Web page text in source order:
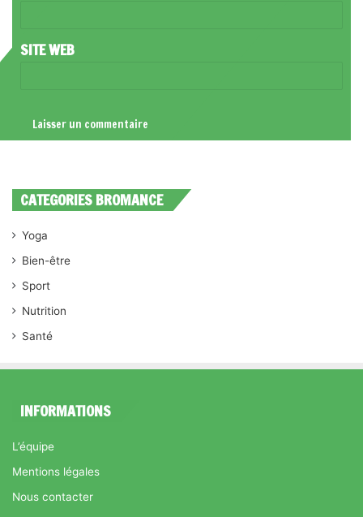
SITE WEB
CATEGORIES BROMANCE
Yoga
Bien-être
Sport
Nutrition
Santé
INFORMATIONS
L’équipe
Mentions légales
Nous contacter